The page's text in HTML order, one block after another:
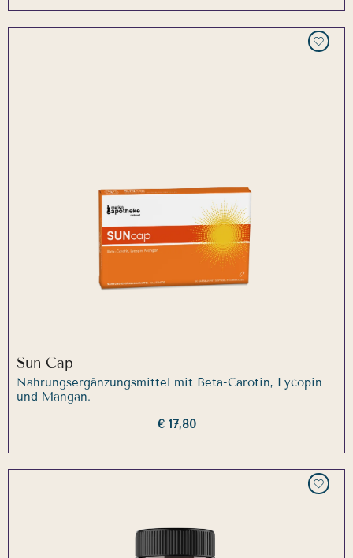
Sun Cap
Nahrungsergänzungsmittel mit Beta-Carotin, Lycopin
und Mangan.
€ 17,80